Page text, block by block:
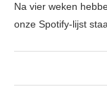
Na vier weken
onze Spotify-lijst